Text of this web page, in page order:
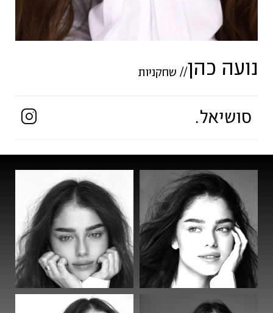
נועה כהן// שחקניות
סושיאל.